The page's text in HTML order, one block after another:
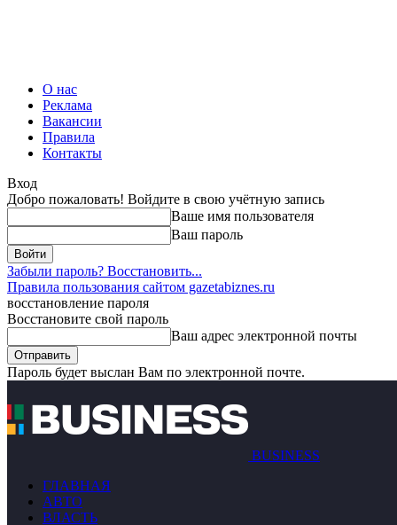
О нас
Реклама
Вакансии
Правила
Контакты
Вход
Добро пожаловать! Войдите в свою учётную запись
Ваше имя пользователя
Ваш пароль
Забыли пароль? Восстановить...
Правила пользования сайтом gazetabiznes.ru
восстановление пароля
Восстановите свой пароль
Ваш адрес электронной почты
Пароль будет выслан Вам по электронной почте.
BUSINESS
ГЛАВНАЯ
АВТО
ВЛАСТЬ